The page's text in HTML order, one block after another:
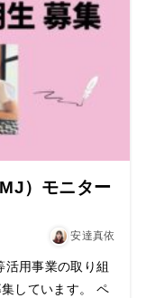
）モニター
安達真依
活用事業の取り組
しています。 ペ